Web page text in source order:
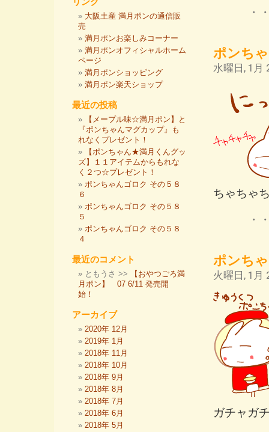
・
ポンち
水曜日, 1月
ちゃちゃ
・
ポンち
火曜日, 1月
ガチャガ
大阪土産 満月ポンの通信販
売
満月ポンお楽しみコーナー
満月ポンオフィシャルホーム
ページ
満月ポンショッピング
満月ポン楽天ショップ
最近の投稿
【メープル味☆満月ポン】と
『ポンちゃんマグカップ』も
れなくプレゼント！
【ポンちゃん★満月くんグッ
ズ】１１アイテムからもれな
く２つ☆プレゼント！
ポンちゃんゴロク その５８
６
ポンちゃんゴロク その５８
５
ポンちゃんゴロク その５８
４
最近のコメント
ともうさ >>
【おやつごろ満
月ポン】 07 6/11 発売開
始！
アーカイブ
2020年 12月
2019年 1月
2018年 11月
2018年 10月
2018年 9月
2018年 8月
2018年 7月
2018年 6月
2018年 5月